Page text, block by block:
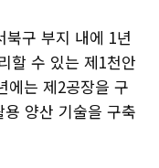
구 부지 내에 1년
할 수 있는 제1천안
에는 제2공장을 구
양산 기술을 구축